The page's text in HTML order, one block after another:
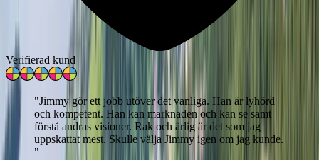
Verifierad kund
"Jimmy gör ett jobb utöver det vanliga. Han är lyhörd
och kompetent. Han kan marknaden och kan se samt
förstå andras visioner. Rak och ärlig är det som jag
uppskattat mest. Skulle välja Jimmy igen om jag kunde.
"